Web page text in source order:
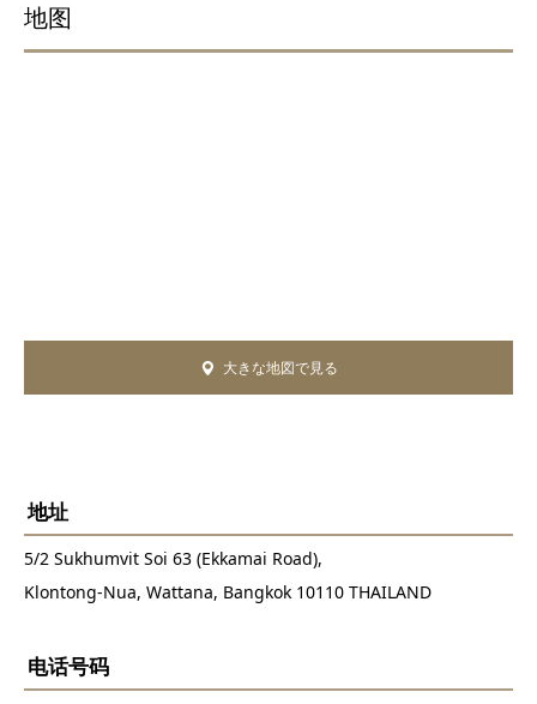
地图
大きな地図で見る
地址
5/2 Sukhumvit Soi 63 (Ekkamai Road),
Klontong-Nua, Wattana, Bangkok 10110 THAILAND
电话号码